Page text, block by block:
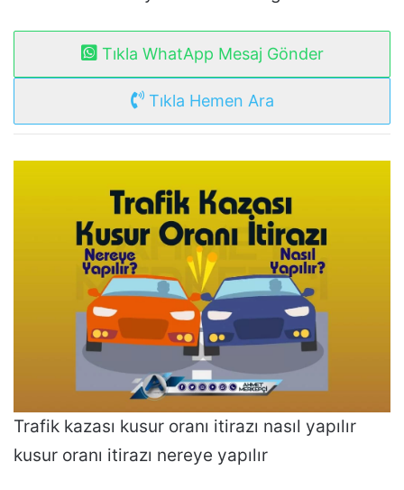
Tıkla WhatApp Mesaj Gönder
Tıkla Hemen Ara
Trafik kazası kusur oranı itirazı nasıl yapılır
kusur oranı itirazı nereye yapılır